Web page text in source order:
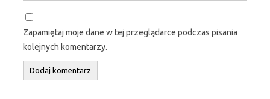
Zapamiętaj moje dane w tej przeglądarce podczas pisania
kolejnych komentarzy.